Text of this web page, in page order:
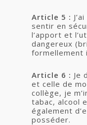
Article 5 :
sentir en
l’apport et
dangereux
formellement
Article 6 : Je
et celle de
collège, je
tabac, alcool
également
posséder.